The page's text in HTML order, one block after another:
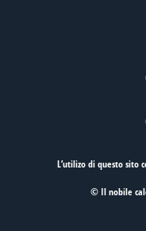
L’utilizo di questo sito
© Il nobile